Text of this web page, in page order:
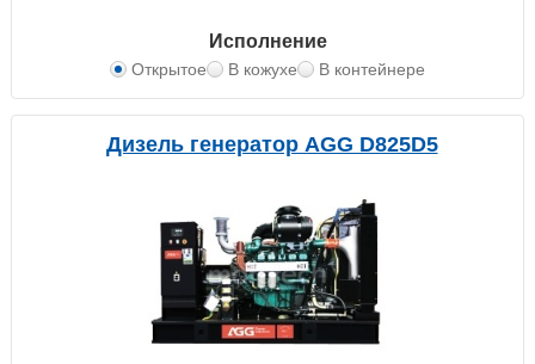
Исполнение
Открытое В кожухе В контейнере
Дизель генератор AGG D825D5